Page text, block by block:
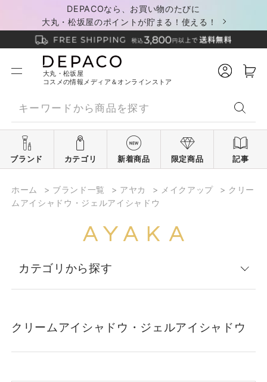
DEPACOなら、お買い物のたびに
大丸・松坂屋のポイントが貯まる！使える！
大丸・松坂屋
コスメの情報メディア＆オンラインストア
ブランド カテゴリ 新着商品 限定商品 記事
ホーム > ブランド一覧 > アヤカ > メイクアップ > クリー
ムアイシャドウ・ジェルアイシャドウ
カテゴリから探す
クリームアイシャドウ・ジェルアイシャドウ